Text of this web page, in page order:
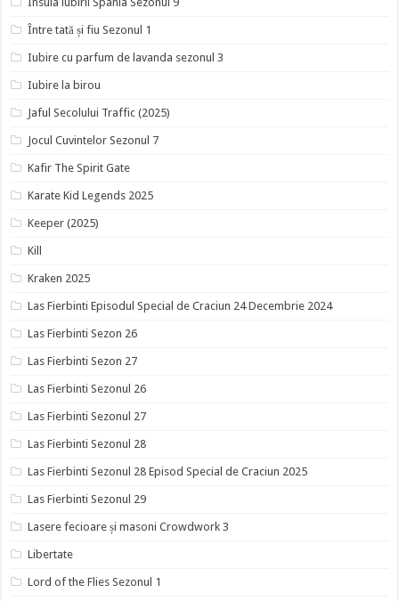
Între tată și fiu Sezonul 1
Iubire cu parfum de lavanda sezonul 3
Iubire la birou
Jaful Secolului Traffic (2025)
Jocul Cuvintelor Sezonul 7
Kafir The Spirit Gate
Karate Kid Legends 2025
Keeper (2025)
Kill
Kraken 2025
Las Fierbinti Episodul Special de Craciun 24 Decembrie 2024
Las Fierbinti Sezon 26
Las Fierbinti Sezon 27
Las Fierbinti Sezonul 26
Las Fierbinti Sezonul 27
Las Fierbinti Sezonul 28
Las Fierbinti Sezonul 28 Episod Special de Craciun 2025
Las Fierbinti Sezonul 29
Lasere fecioare și masoni Crowdwork 3
Libertate
Lord of the Flies Sezonul 1